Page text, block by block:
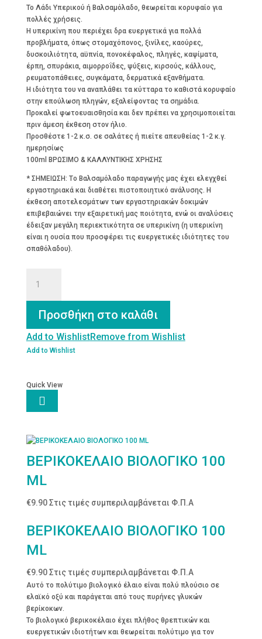
To Λάδι Υπερικού ή Βαλσαμόλαδο, θεωρείται κορυφαίο για
πολλές χρήσεις.
Η υπερικίνη που περιέχει δρα ευεργετικά για πολλά
προβλήματα, όπως στομαχόπονος, ξινίλες, καούρες,
δυσκοιλιότητα, αϋπνία, πονοκέφαλος, πληγές, καψίματα,
έρπη, σπυράκια, αιμορροΐδες, ψύξεις, κιρσούς, κάλλους,
ρευματοπάθειες, συγκάματα, δερματικά εξανθήματα.
Η ιδιότητα του να αναπλάθει τα κύτταρα το καθιστά κορυφαίο
στην επούλωση πληγών, εξαλείφοντας τα σημάδια.
Προκαλεί φωτοευαισθησία και δεν πρέπει να χρησιμοποιείται
πριν άμεση έκθεση στον ήλιο.
Προσθέστε 1-2 κ.σ. σε σαλάτες ή πιείτε απευθείας 1-2 κ.γ.
ημερησίως
100ml ΒΡΩΣΙΜΟ & ΚΑΛΛΥΝΤΙΚΗΣ ΧΡΗΣΗΣ
* ΣΗΜΕΙΩΣΗ: Tο Βαλσαμόλαδο παραγωγής μας έχει ελεγχθεί
εργαστηριακά και διαθέτει πιστοποιητικό ανάλυσης. Η
έκθεση αποτελεσμάτων των εργαστηριακών δοκιμών
επιβεβαιώνει την εξαιρετική μας ποιότητα, ενώ οι αναλύσεις
έδειξαν μεγάλη περιεκτικότητα σε υπερικίνη (η υπερικίνη
είναι η ουσία που προσφέρει τις ευεργετικές ιδιότητες του
σπαθόλαδου).
ποσότητα
Προσθήκη στο καλάθι
Add to WishlistRemove from Wishlist
Add to Wishlist
Quick View

ΒΕΡΙΚΟΚΕΛΑΙΟ ΒΙΟΛΟΓΙΚΟ 100
ML
€9.90 Στις τιμές συμπεριλαμβάνεται Φ.Π.Α
ΒΕΡΙΚΟΚΕΛΑΙΟ ΒΙΟΛΟΓΙΚΟ 100
ML
€9.90 Στις τιμές συμπεριλαμβάνεται Φ.Π.Α
Αυτό το πολύτιμο βιολογικό έλαιο είναι πολύ πλούσιο σε
ελαϊκό οξύ και παράγεται από τους πυρήνες γλυκών
βερίκοκων.
Το βιολογικό βερικοκέλαιο έχει πλήθος θρεπτικών και
ευεργετικών ιδιοτήτων και θεωρείται πολύτιμο για τον